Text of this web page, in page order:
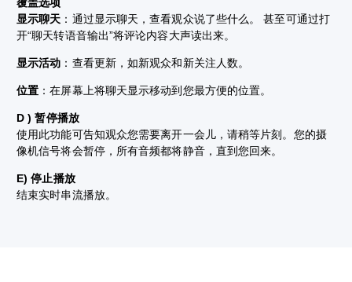
显示聊天 ：通过显示聊天，查看观众说了些什么。 甚至可通过打
开“聊天转语音输出”将评论内容大声读出来。
显示活动 ：查看更新，如新观众和新关注人数。
位置 ：在屏幕上将聊天显示移动到您最方便的位置。
D ) 暂停播放
使用此功能可告知观众您需要离开一会儿，请稍等片刻。您的摄
像机信号将会暂停，所有音频都将静音，直到您回来。
E) 停止播放
结束实时串流播放。